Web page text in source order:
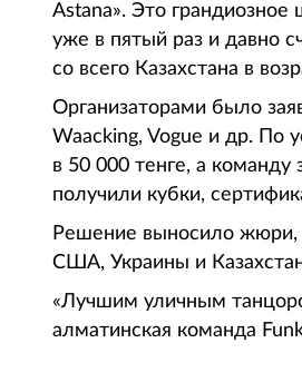
Astana». Это
уже в пятый раз и давно
со всего Казахстана в
Организаторами было
Waacking, Vogue и др. По
в 50 000 тенге, а
получили кубки,
Решение выносило жюри,
США, Украины и
«Лучшим уличным
алматинская команда